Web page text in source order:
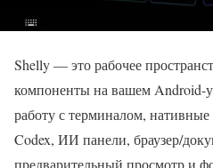
Shelly — это рабочее
компоненты на вашем Android-
работу с терминалом,
Codex, ИИ панели, браузер/
предварительный просмотр и